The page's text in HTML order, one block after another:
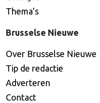
Thema’s
Brusselse Nieuwe
Over Brusselse Nieuwe
Tip de redactie
Adverteren
Contact